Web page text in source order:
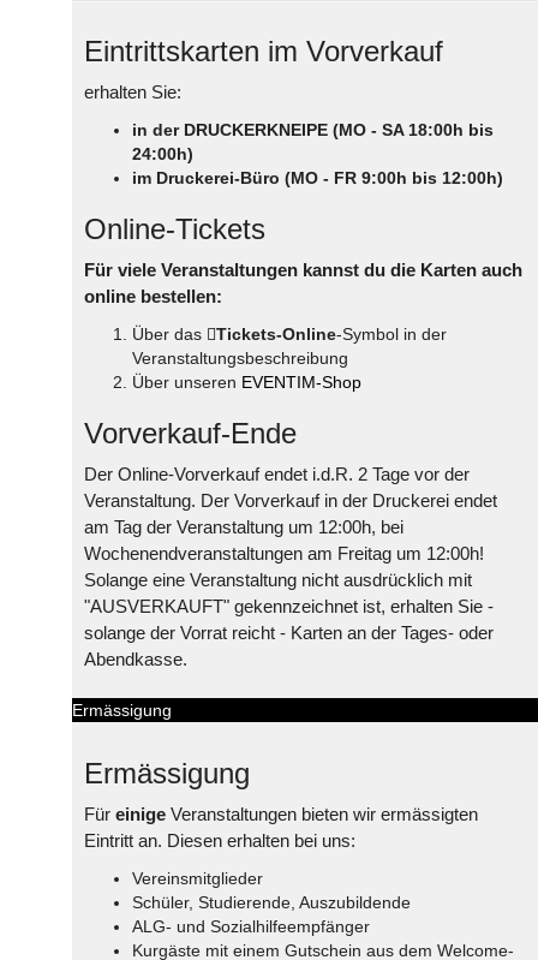
Eintrittskarten im Vorverkauf
erhalten Sie:
in der DRUCKERKNEIPE (MO - SA 18:00h bis
24:00h)
im Druckerei-Büro (MO - FR 9:00h bis 12:00h)
Online-Tickets
Für viele Veranstaltungen kannst du die Karten auch
online bestellen:
Über das Tickets-Online-Symbol in der
Veranstaltungsbeschreibung
Über unseren EVENTIM-Shop
Vorverkauf-Ende
Der Online-Vorverkauf endet i.d.R. 2 Tage vor der
Veranstaltung. Der Vorverkauf in der Druckerei endet
am Tag der Veranstaltung um 12:00h, bei
Wochenendveranstaltungen am Freitag um 12:00h!
Solange eine Veranstaltung nicht ausdrücklich mit
"AUSVERKAUFT" gekennzeichnet ist, erhalten Sie -
solange der Vorrat reicht - Karten an der Tages- oder
Abendkasse.
Ermässigung
Ermässigung
Für einige Veranstaltungen bieten wir ermässigten
Eintritt an. Diesen erhalten bei uns:
Vereinsmitglieder
Schüler, Studierende, Auszubildende
ALG- und Sozialhilfeempfänger
Kurgäste mit einem Gutschein aus dem Welcome-